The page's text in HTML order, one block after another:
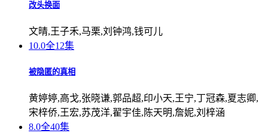
改头换面
文晴,王子禾,马栗,刘钟鸿,钱可儿
10.0全12集
被隐匿的真相
黄婷婷,高戈,张晓谦,郭品超,印小天,王宁,丁冠森,夏志卿,
宋梓侨,王宏,苏茂洋,翟宇佳,陈天明,詹妮,刘梓涵
8.0全40集